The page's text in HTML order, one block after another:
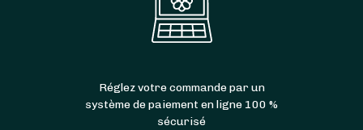
Réglez votre commande par un
système de paiement en ligne 100 %
sécurisé